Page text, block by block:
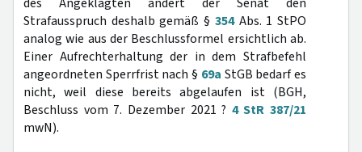
Strafausspruch deshalb gemäß § 354Abs. 1 StPO
analog wie aus der Beschlussformel ersichtlich ab.
Einer Aufrechterhaltung der in dem Strafbefehl
angeordneten Sperrfrist nach § 69a StGB bedarf es
nicht, weil diese bereits abgelaufen ist (BGH,
Beschluss vom 7. Dezember 2021 ? 4 StR 387/21
mwN).